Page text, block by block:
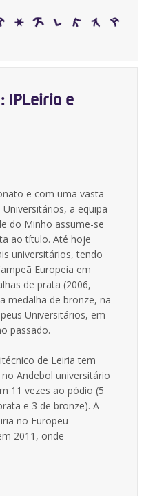
IPLeiria e
e com uma vasta
a equipa
do Minho assume-se
ao título. Até hoje
universitários, tendo
Europeia em
de prata (2006,
medalha de bronze, na
Universitários, em
passado.
de Leiria tem
Andebol universitário
11 vezes ao pódio (5
e 3 de bronze). A
no Europeu
2011, onde